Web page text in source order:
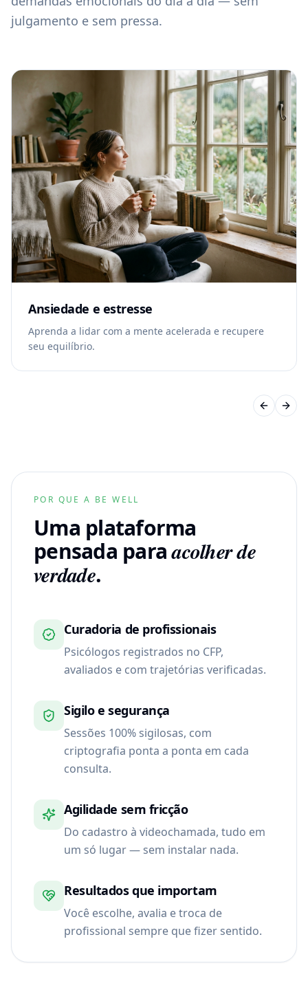
julgamento e sem pressa.
Ansiedade e estresse
Aprenda a lidar com a mente acelerada e recupere
seu equilíbrio.
Previous
POR QUE A BE WELL
Uma plataforma
pensada para acolher de
verdade.
Curadoria de profissionais
Psicólogos registrados no CFP,
avaliados e com trajetórias verificadas.
Sigilo e segurança
Sessões 100% sigilosas, com
criptografia ponta a ponta em cada
consulta.
Agilidade sem fricção
Do cadastro à videochamada, tudo em
um só lugar — sem instalar nada.
Resultados que importam
Você escolhe, avalia e troca de
profissional sempre que fizer sentido.